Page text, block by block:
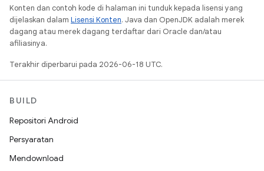
Konten dan contoh kode di halaman ini tunduk kepada lisensi yang
dijelaskan dalam Lisensi Konten. Java dan OpenJDK adalah merek
dagang atau merek dagang terdaftar dari Oracle dan/atau
afiliasinya.
Terakhir diperbarui pada 2026-06-18 UTC.
BUILD
Repositori Android
Persyaratan
Mendownload